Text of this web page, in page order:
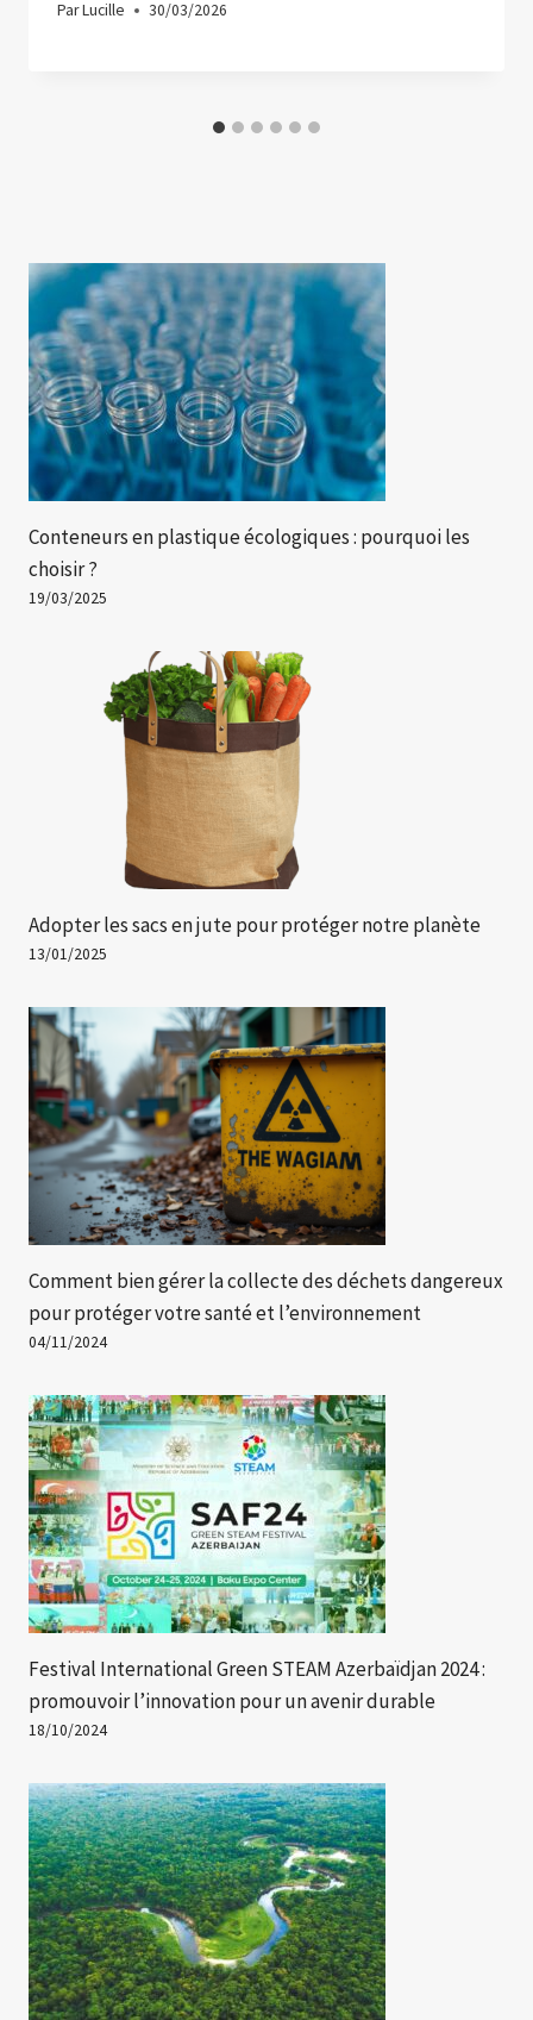
ParLucille 30/03/2026
Conteneurs en plastique écologiques : pourquoi les
choisir ?
19/03/2025
Adopter les sacs en jute pour protéger notre planète
13/01/2025
Comment bien gérer la collecte des déchets dangereux
pour protéger votre santé et l’environnement
04/11/2024
Festival International Green STEAM Azerbaïdjan 2024 :
promouvoir l’innovation pour un avenir durable
18/10/2024